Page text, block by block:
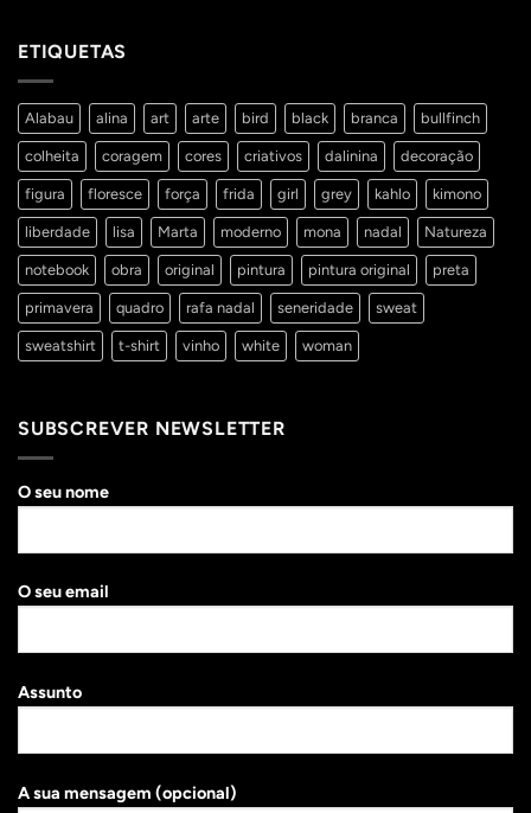
Roots
ETIQUETAS
Alabau alina art arte bird black branca bullfinch
colheita coragem cores criativos dalinina decoração
figura floresce força frida girl grey kahlo kimono
liberdade lisa Marta moderno mona nadal Natureza
notebook obra original pintura pintura original preta
primavera quadro rafa nadal seneridade sweat
sweatshirt t-shirt vinho white woman
SUBSCREVER NEWSLETTER
O seu nome
O seu email
Assunto
A sua mensagem (opcional)